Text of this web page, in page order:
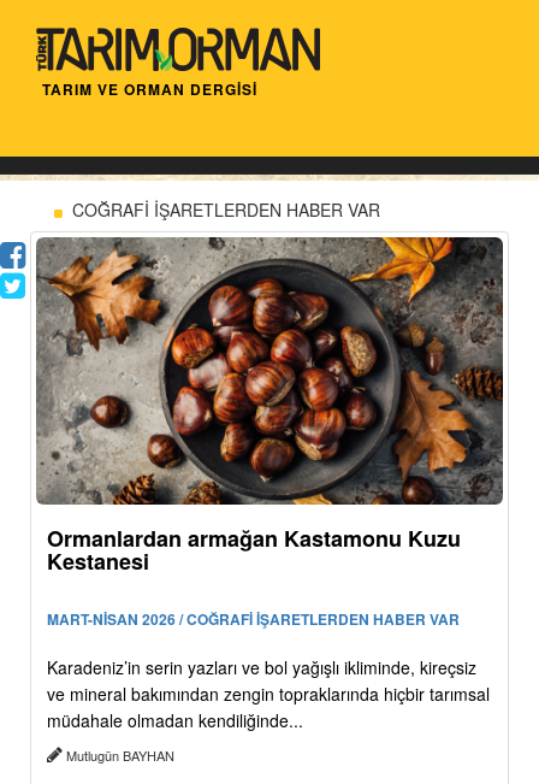
TARIM VE ORMAN DERGİSİ
COĞRAFİ İŞARETLERDEN HABER VAR
Ormanlardan armağan Kastamonu Kuzu
Kestanesi
MART-NİSAN 2026 / COĞRAFİ İŞARETLERDEN HABER VAR
Karadeniz’in serin yazları ve bol yağışlı ikliminde, kireçsiz
ve mineral bakımından zengin topraklarında hiçbir tarımsal
müdahale olmadan kendiliğinde...
Mutlugün BAYHAN